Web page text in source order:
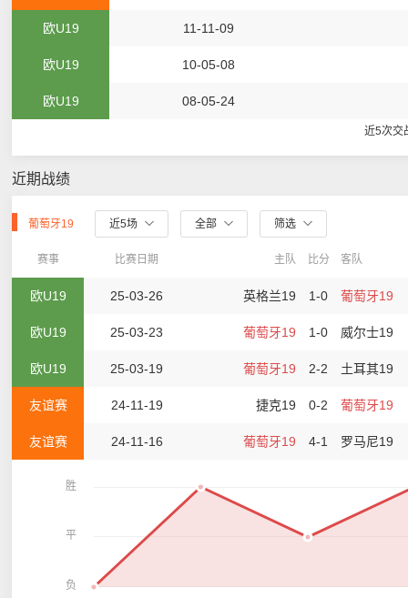
欧U19 11-11-09
欧U19 10-05-08
欧U19 08-05-24
近5次交
近期战绩
葡萄牙19 近5场 全部 筛选
赛事 比赛日期 主队 比分 客队
欧U19 25-03-26 英格兰19 1-0 葡萄牙19
欧U19 25-03-23 葡萄牙19 1-0 威尔士19
欧U19 25-03-19 葡萄牙19 2-2 土耳其19
友谊赛 24-11-19 捷克19 0-2 葡萄牙19
友谊赛 24-11-16 葡萄牙19 4-1 罗马尼19
胜
平
负